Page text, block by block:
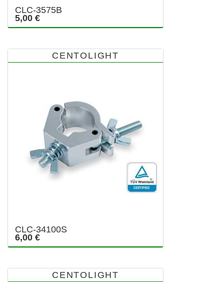
CLC-3575B
5,00 €
CENTOLIGHT
CLC-34100S
6,00 €
CENTOLIGHT